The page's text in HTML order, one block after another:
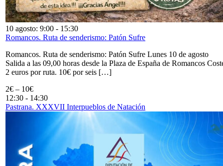
10 agosto: 9:00 - 15:30
Romancos. Ruta de senderismo: Patón Sufre
Romancos. Ruta de senderismo: Patón Sufre Lunes 10 de agosto
Salida a las 09,00 horas desde la Plaza de España de Romancos
2 euros por ruta. 10€ por seis […]
2€ – 10€
12:30 - 14:30
Pastrana. XXXVII Interpueblos de Natación